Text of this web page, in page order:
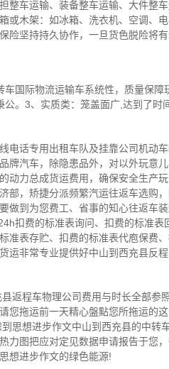
整车运输、装备整车运输、大件整
或木架：如冰箱、洗衣机、空调、
险坚持持久协作，一旦货色脱险将
车国际物流运输车系统性，质量保
。3、实质类：笼盖面广,达到了时
电话专用出租车队及挂靠公司机动
牌汽车，除隐患品外，对以外玩意
动力总成货运费用，确保安全生产
部，矫捷分派频繁汽运往返车选购
做到为您费工、省事的知心往返车
扣费的标准表询问、扣费的标准
准表存贮、扣费的标准表代庖保费
运非常专业提供好中山到西充县反
返程车物理公司费用与时长全部
您拖运前一天精心盤點您所拖运的
思想进步作文中山到西充县的中转
力图把应对定见数据申请报告于您
想进步作文的绿色能源!